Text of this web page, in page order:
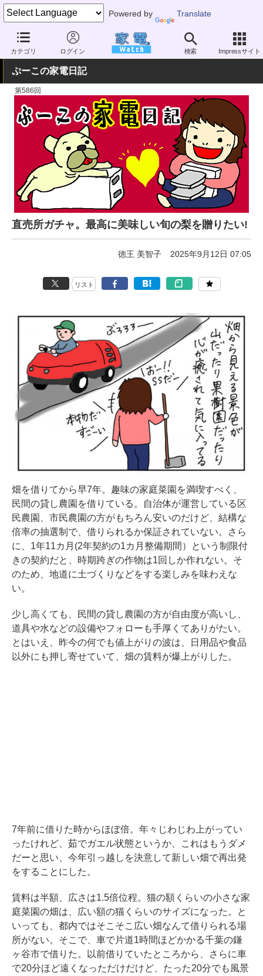
Powered by Translate
カテゴリ ログイン 検索 Impressサイト
家電 Watch 暮らし メニュー・食材 各国料理
ぷーこの家電日記
第586回
直売所ガチャ。最高に美味しい旬の梨を贈りたい!
徳王 美智子 2025年9月12日 07:05
リスト
畑を借りてから早7年。趣味の家庭菜園を満喫すべく、
民間の貸し農園を借りている。自治体が運営している区
民農園、市民農園の方がもちろん安いのだけど、結構な
倍率の抽選制で、借りられるか保証されていない。さら
に、1年11カ月(2年契約の1カ月整備期間）という制限付
きの契約だと、時期跨ぎの作物は1回しか作れない。そ
のため、地道に土づくりなどをする楽しみを味わえな
い。
少し高くても、民間の貸し農園の方が自由度が高いし、
道具や水などの設備やフォローも手厚くてありがたい。
とはいえ、昨今の何でも値上がりの波は、日用品や食品
以外にも押し寄せていて、畑の賃料が爆上がりした。
7年前に借りた時からほぼ倍。年々じわじわ上がってい
ったけれど、茹でガエル状態というか、これはもうダメ
だーと思い、今年引っ越しを決意して新しい畑で再出発
をすることにした。
賃料は半額、広さは1.5倍位程。猫の額くらいの小さな家
庭菜園の畑は、広い額の猫くらいのサイズになった。と
いっても、都内ではそこそこ広い畑なんて借りられる場
所がない。そこで、車で片道1時間ほどかかる千葉の鎌
ヶ谷市で借りた。以前借りていたところから、さらに車
で20分ほど遠くなっただけだけど、たった20分でも風景